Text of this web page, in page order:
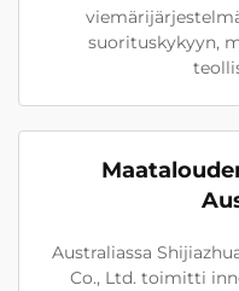
suorituskykyyn,
Australiassa
Co., Ltd. toimitti